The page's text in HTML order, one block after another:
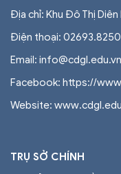
Địa chỉ: Khu Đô Thị
Điện thoại:
Email: info@cdgl.edu.vn
Facebook: https://
Website:
TRỤ SỞ CHÍNH